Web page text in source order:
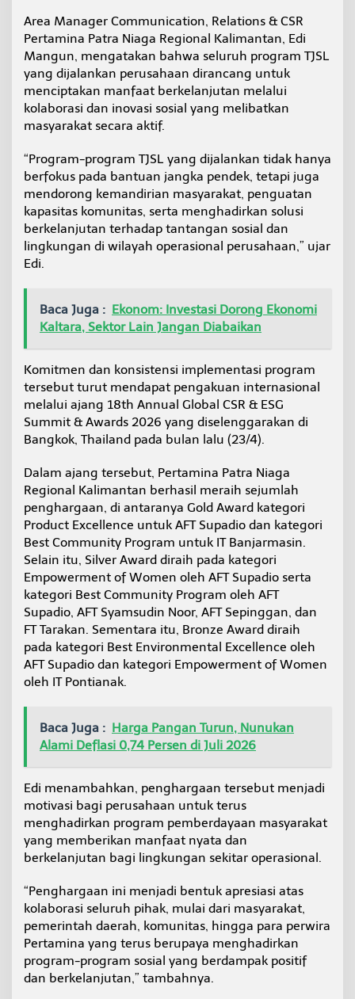
K
e
b
e
r
l
j
t
a
i
n
g
a
n
Area Manager Communication, Relations & CSR
Pertamina Patra Niaga Regional Kalimantan, Edi
Mangun, mengatakan bahwa seluruh program TJSL
yang dijalankan perusahaan dirancang untuk
menciptakan manfaat berkelanjutan melalui
kolaborasi dan inovasi sosial yang melibatkan
masyarakat secara aktif.
“Program-program TJSL yang dijalankan tidak hanya
berfokus pada bantuan jangka pendek, tetapi juga
mendorong kemandirian masyarakat, penguatan
kapasitas komunitas, serta menghadirkan solusi
berkelanjutan terhadap tantangan sosial dan
lingkungan di wilayah operasional perusahaan,” ujar
Edi.
Baca Juga : Ekonom: Investasi Dorong Ekonomi
Kaltara, Sektor Lain Jangan Diabaikan
Komitmen dan konsistensi implementasi program
tersebut turut mendapat pengakuan internasional
melalui ajang 18th Annual Global CSR & ESG
Summit & Awards 2026 yang diselenggarakan di
Bangkok, Thailand pada bulan lalu (23/4).
Dalam ajang tersebut, Pertamina Patra Niaga
Regional Kalimantan berhasil meraih sejumlah
penghargaan, di antaranya Gold Award kategori
Product Excellence untuk AFT Supadio dan kategori
Best Community Program untuk IT Banjarmasin.
Selain itu, Silver Award diraih pada kategori
Empowerment of Women oleh AFT Supadio serta
kategori Best Community Program oleh AFT
Supadio, AFT Syamsudin Noor, AFT Sepinggan, dan
FT Tarakan. Sementara itu, Bronze Award diraih
pada kategori Best Environmental Excellence oleh
AFT Supadio dan kategori Empowerment of Women
oleh IT Pontianak.
Baca Juga : Harga Pangan Turun, Nunukan
Alami Deflasi 0,74 Persen di Juli 2026
Edi menambahkan, penghargaan tersebut menjadi
motivasi bagi perusahaan untuk terus
menghadirkan program pemberdayaan masyarakat
yang memberikan manfaat nyata dan
berkelanjutan bagi lingkungan sekitar operasional.
“Penghargaan ini menjadi bentuk apresiasi atas
kolaborasi seluruh pihak, mulai dari masyarakat,
pemerintah daerah, komunitas, hingga para perwira
Pertamina yang terus berupaya menghadirkan
program-program sosial yang berdampak positif
dan berkelanjutan,” tambahnya.